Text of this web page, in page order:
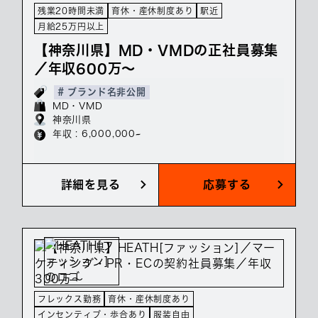
残業20時間未満 育休・産休制度あり
駅近
月給25万円以上
【神奈川県】MD・VMDの正社員募集
／年収600万～
# ブランド名非公開
MD・VMD
神奈川県
年収 : 6,000,000~
詳細を見る 応募する
フレックス勤務
育休・産休制度あり
インセンティブ・歩合あり
服装自由